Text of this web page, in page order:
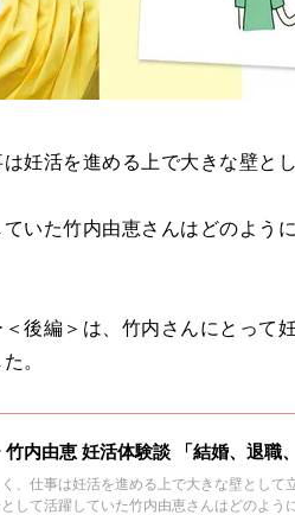
妊活を進める上で大きな壁と
いた竹内由恵さんはどのよう
後編＞は、竹内さんにとって
。
内由恵 妊活体験談 「結婚、退職
、仕事は妊活を進める上で大きな壁として
して活躍していた竹内由恵さんはどのよう